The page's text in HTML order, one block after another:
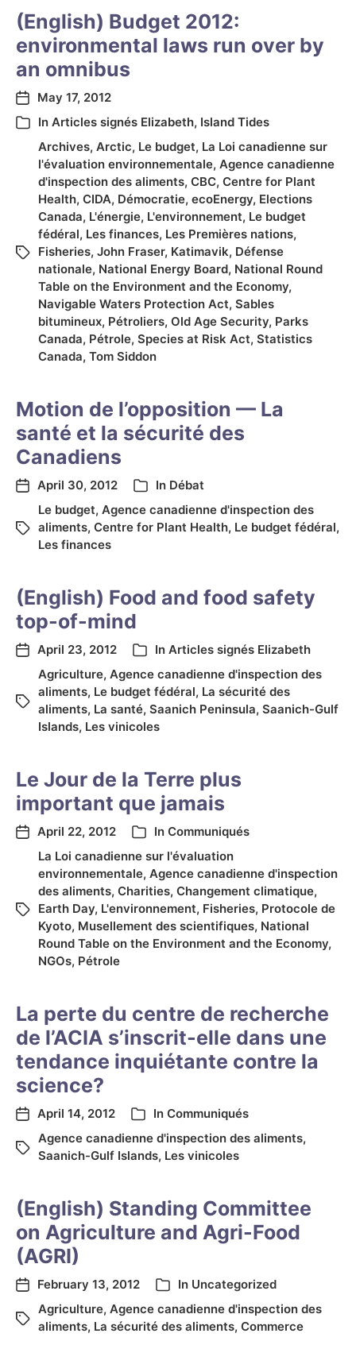
(English) Budget 2012:
environmental laws run over by
an omnibus
May 17, 2012
In Articles signés Elizabeth, Island Tides
Archives, Arctic, Le budget, La Loi canadienne sur
l'évaluation environnementale, Agence canadienne
d'inspection des aliments, CBC, Centre for Plant
Health, CIDA, Démocratie, ecoEnergy, Elections
Canada, L'énergie, L'environnement, Le budget
fédéral, Les finances, Les Premières nations,
Fisheries, John Fraser, Katimavik, Défense
nationale, National Energy Board, National Round
Table on the Environment and the Economy,
Navigable Waters Protection Act, Sables
bitumineux, Pétroliers, Old Age Security, Parks
Canada, Pétrole, Species at Risk Act, Statistics
Canada, Tom Siddon
Motion de l’opposition — La
santé et la sécurité des
Canadiens
April 30, 2012 In Débat
Le budget, Agence canadienne d'inspection des
aliments, Centre for Plant Health, Le budget fédéral,
Les finances
(English) Food and food safety
top-of-mind
April 23, 2012 In Articles signés Elizabeth
Agriculture, Agence canadienne d'inspection des
aliments, Le budget fédéral, La sécurité des
aliments, La santé, Saanich Peninsula, Saanich-Gulf
Islands, Les vinicoles
Le Jour de la Terre plus
important que jamais
April 22, 2012 In Communiqués
La Loi canadienne sur l'évaluation
environnementale, Agence canadienne d'inspection
des aliments, Charities, Changement climatique,
Earth Day, L'environnement, Fisheries, Protocole de
Kyoto, Musellement des scientifiques, National
Round Table on the Environment and the Economy,
NGOs, Pétrole
La perte du centre de recherche
de l’ACIA s’inscrit-elle dans une
tendance inquiétante contre la
science?
April 14, 2012 In Communiqués
Agence canadienne d'inspection des aliments,
Saanich-Gulf Islands, Les vinicoles
(English) Standing Committee
on Agriculture and Agri-Food
(AGRI)
February 13, 2012 In Uncategorized
Agriculture, Agence canadienne d'inspection des
aliments, La sécurité des aliments, Commerce